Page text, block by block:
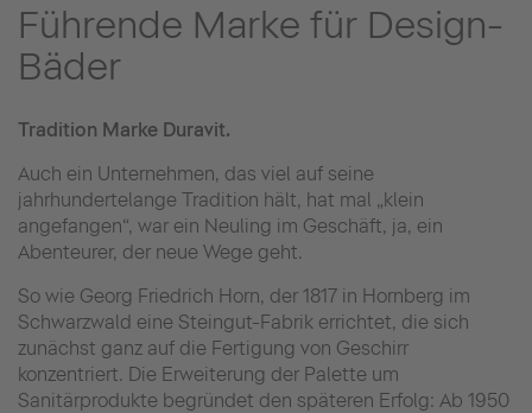
Führende Marke für Design-
Bäder
Tradition Marke Duravit.
Auch ein Unternehmen, das viel auf seine
jahrhundertelange Tradition hält, hat mal „klein
angefangen“, war ein Neuling im Geschäft, ja, ein
Abenteurer, der neue Wege geht.
So wie Georg Friedrich Horn, der 1817 in Hornberg im
Schwarzwald eine Steingut-Fabrik errichtet, die sich
zunächst ganz auf die Fertigung von Geschirr
konzentriert. Die Erweiterung der Palette um
Sanitärprodukte begründet den späteren Erfolg: Ab 1950